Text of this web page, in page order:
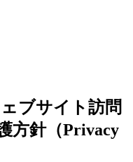
ブサイト訪問
方針​（Privacy